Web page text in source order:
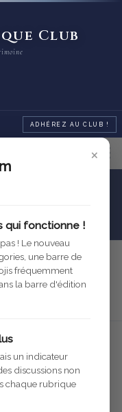
Club
ADHÉREZ AU CLUB !
×
qui fonctionne !
! Le nouveau
une barre de
fréquemment
la barre d'édition
un indicateur
discussions non
chaque rubrique
Modifié
actuellement la